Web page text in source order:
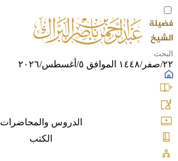
٢٢/صفر/١٤٤٨ الموافق ٥/أغسطس/٢٠٢٦
الدروس والمحاضرات
الكتب